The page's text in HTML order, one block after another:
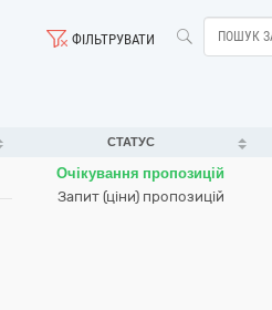
ФІЛЬТРУВАТИ
СТАТУС
Очікування пропозицій
Запит (ціни) пропозицій